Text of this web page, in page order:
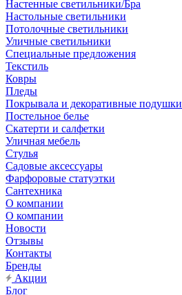
Настенные светильники/Бра
Настольные светильники
Потолочные светильники
Уличные светильники
Специальные предложения
Текстиль
Ковры
Пледы
Покрывала и декоративные подушки
Постельное белье
Скатерти и салфетки
Уличная мебель
Стулья
Садовые аксессуары
Фарфоровые статуэтки
Сантехника
О компании
О компании
Новости
Отзывы
Контакты
Бренды
Акции
Блог